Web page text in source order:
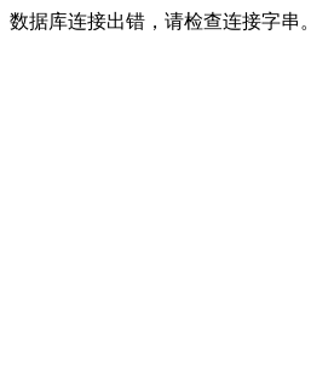
数据库连接出错，请检查连接字串。